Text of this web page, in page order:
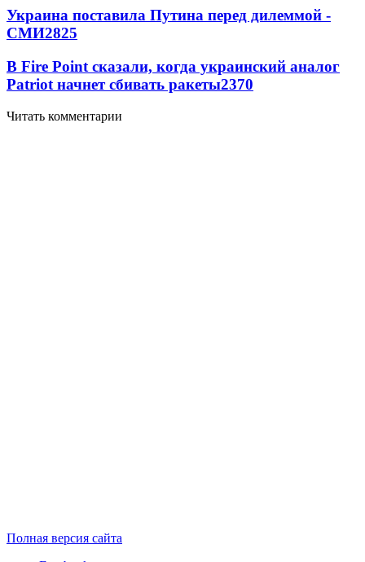
Украина поставила Путина перед дилеммой -
СМИ2825
В Fire Point сказали, когда украинский аналог
Patriot начнет сбивать ракеты2370
Читать комментарии
Полная версия сайта